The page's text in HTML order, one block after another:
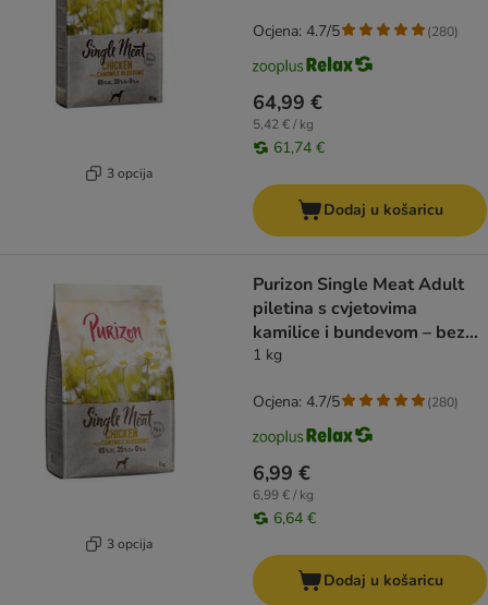
3 opcija
64,99 €
5,42 € / kg
61,74 €
Ocjena: 4.7/5 (280)
Dodaj u košaricu
3 opcija
Purizon Single Meat Adult
piletina s cvjetovima
kamilice i bundevom – bez
žitarica
1 kg
6,99 €
6,99 € / kg
6,64 €
Ocjena: 4.7/5 (280)
Dodaj u košaricu